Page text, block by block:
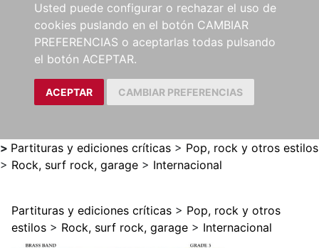
Usted puede configurar o rechazar el uso de
cookies puslando en el botón CAMBIAR
PREFERENCIAS o aceptarlas todas pulsando
el botón ACEPTAR.
ACEPTAR CAMBIAR PREFERENCIAS
> Partituras y ediciones críticas > Pop, rock y otros estilos
> Rock, surf rock, garage > Internacional
Partituras y ediciones críticas > Pop, rock y otros
estilos > Rock, surf rock, garage > Internacional